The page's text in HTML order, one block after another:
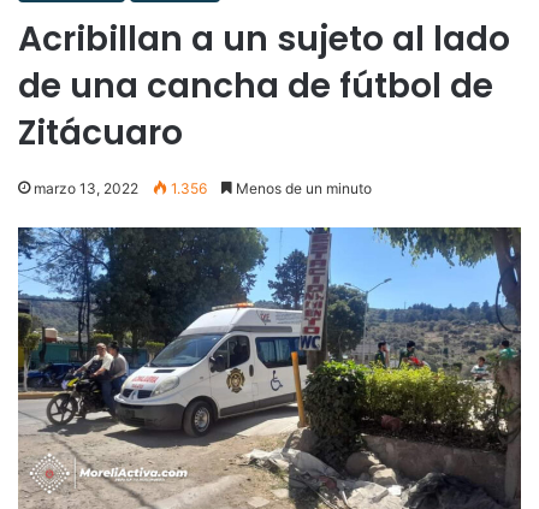
Acribillan a un sujeto al lado
de una cancha de fútbol de
Zitácuaro
marzo 13, 2022 1.356 Menos de un minuto